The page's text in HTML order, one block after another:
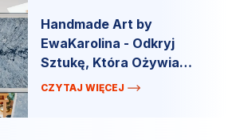
Handmade Art by
EwaKarolina - Odkryj
Sztukę, Która Ożywia
Przestrzeń!
CZYTAJ WIĘCEJ